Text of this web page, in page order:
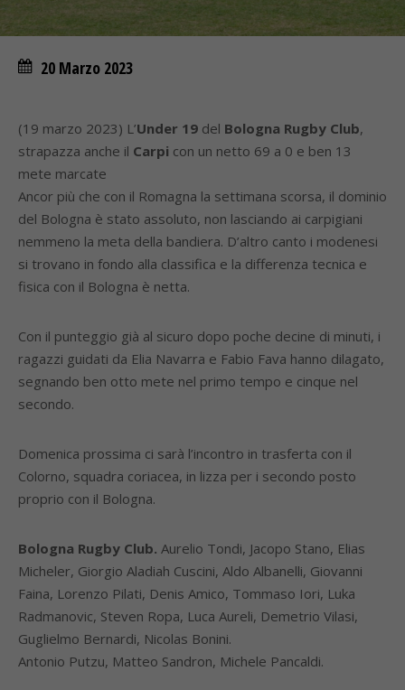
20 Marzo 2023
(19 marzo 2023) L’Under 19 del Bologna Rugby Club,
strapazza anche il Carpi con un netto 69 a 0 e ben 13
mete marcate
Ancor più che con il Romagna la settimana scorsa, il dominio
del Bologna è stato assoluto, non lasciando ai carpigiani
nemmeno la meta della bandiera. D’altro canto i modenesi
si trovano in fondo alla classifica e la differenza tecnica e
fisica con il Bologna è netta.
Con il punteggio già al sicuro dopo poche decine di minuti, i
ragazzi guidati da Elia Navarra e Fabio Fava hanno dilagato,
segnando ben otto mete nel primo tempo e cinque nel
secondo.
Domenica prossima ci sarà l’incontro in trasferta con il
Colorno, squadra coriacea, in lizza per i secondo posto
proprio con il Bologna.
Bologna Rugby Club. Aurelio Tondi, Jacopo Stano, Elias
Micheler, Giorgio Aladiah Cuscini, Aldo Albanelli, Giovanni
Faina, Lorenzo Pilati, Denis Amico, Tommaso Iori, Luka
Radmanovic, Steven Ropa, Luca Aureli, Demetrio Vilasi,
Guglielmo Bernardi, Nicolas Bonini.
Antonio Putzu, Matteo Sandron, Michele Pancaldi.